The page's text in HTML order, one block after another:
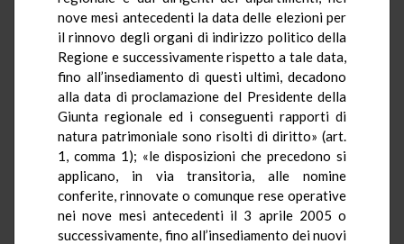
nove mesi antecedenti la data delle elezioni per
il rinnovo degli organi di indirizzo politico della
Regione e successivamente rispetto a tale data,
fino all’insediamento di questi ultimi, decadono
alla data di proclamazione del Presidente della
Giunta regionale ed i conseguenti rapporti di
natura patrimoniale sono risolti di diritto» (art.
1, comma 1); «le disposizioni che precedono si
applicano, in via transitoria, alle nomine
conferite, rinnovate o comunque rese operative
nei nove mesi antecedenti il 3 aprile 2005 o
successivamente, fino all’insediamento dei nuovi